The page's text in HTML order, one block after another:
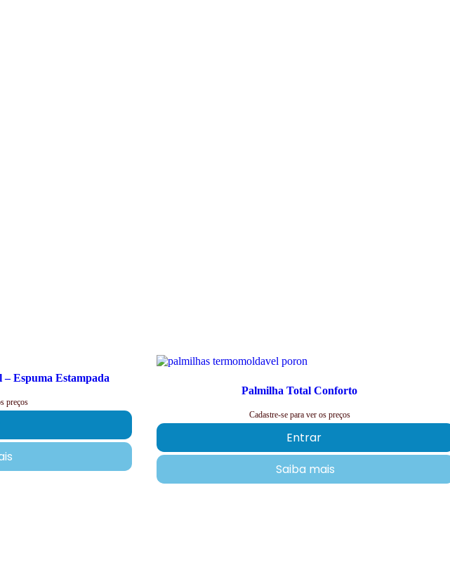
Espuma Estampada
preços
Palmilha Total Conforto
Cadastre-se para ver os preços
Entrar
Saiba mais